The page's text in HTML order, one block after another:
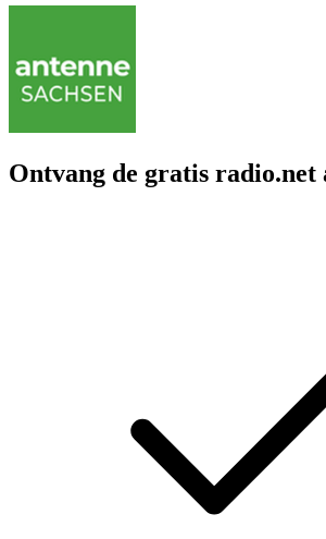
Ontvang de gratis radio.net